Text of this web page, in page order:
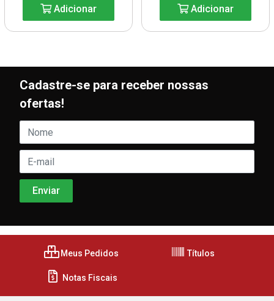
Adicionar Adicionar
Cadastre-se para receber nossas
ofertas!
Meus Pedidos Títulos
Notas Fiscais